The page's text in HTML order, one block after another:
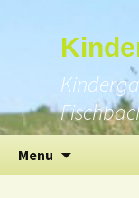
Menu
content